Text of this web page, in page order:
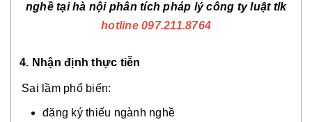
nghề tại hà nội phân tích pháp lý công ty luật tlk
hotline 097.211.8764
4. Nhận định thực tiễn
Sai lầm phổ biến:
đăng ký thiếu ngành nghề